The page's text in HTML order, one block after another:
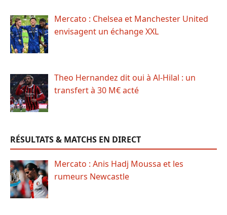
Mercato : Chelsea et Manchester United
envisagent un échange XXL
Theo Hernandez dit oui à Al-Hilal : un
transfert à 30 M€ acté
RÉSULTATS & MATCHS EN DIRECT
Mercato : Anis Hadj Moussa et les
rumeurs Newcastle